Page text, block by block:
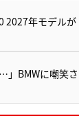
2027年モデルが
」BMWに嘲笑さ